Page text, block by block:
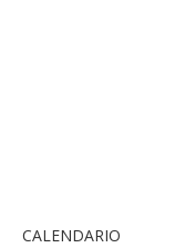
CALENDARIO